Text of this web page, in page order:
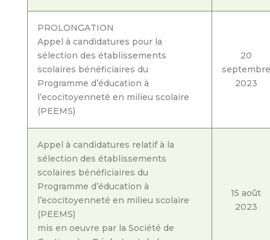
PROLONGATION
Appel à candidatures pour la
sélection des établissements
scolaires bénéficiaires du
Programme d’éducation à
l’ecocitoyenneté en milieu scolaire
(PEEMS)
20
septembre
2023
Appel à candidatures relatif à la
sélection des établissements
scolaires bénéficiaires du
Programme d’éducation à
l’ecocitoyenneté en milieu scolaire
(PEEMS)
mis en oeuvre par la Société de
15 août
2023